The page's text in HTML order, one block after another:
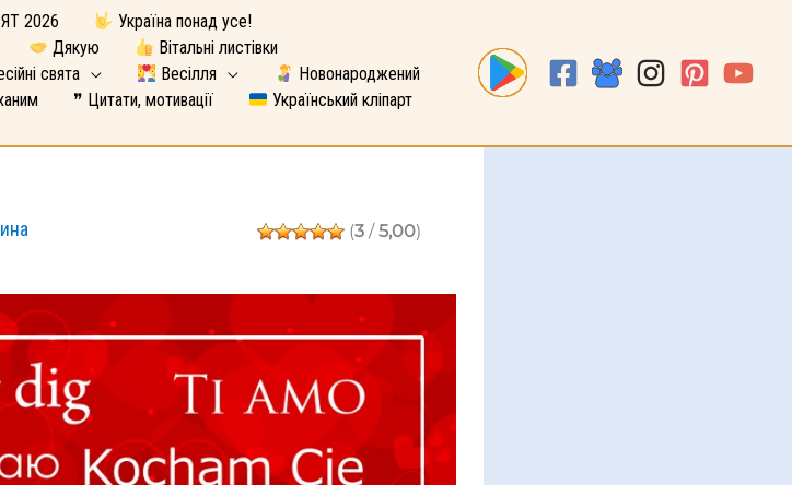
2026
Україна понад усе!
Дякую
Вітальні листівки
свята Весілля
Новонароджений
❞ Цитати, мотивації
Український кліпарт
(3 /5,00)